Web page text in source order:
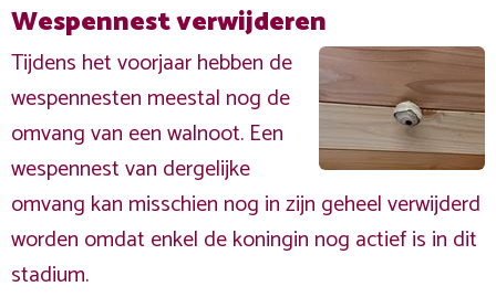
Wespennest verwijderen
Tijdens het voorjaar hebben de
wespennesten meestal nog de
omvang van een walnoot. Een
wespennest van dergelijke
omvang kan misschien nog in zijn geheel verwijderd
worden omdat enkel de koningin nog actief is in dit
stadium.